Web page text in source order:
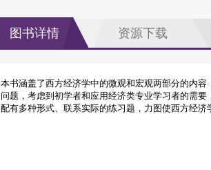
图书详情 资源下载
本书涵盖了西方经济学中的微观和宏观两部分的内
问题，考虑到初学者和应用经济类专业学习者的需
配有多种形式、联系实际的练习题，力图使西方经济